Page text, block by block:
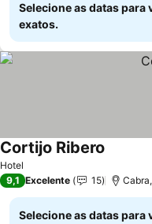
Selecione as datas para
exatos.
Hotel
Cortijo Ribero
9,1 Excelente 15
Selecione as datas para